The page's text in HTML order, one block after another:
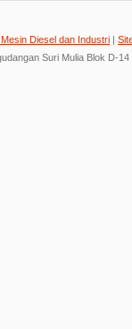
Diesel dan Industri |
Suri Mulia Blok D-